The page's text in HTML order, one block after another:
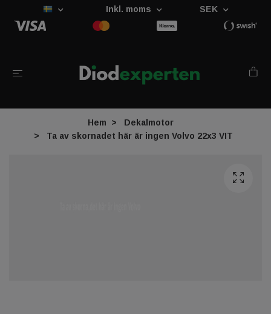
Inkl. moms SEK
Hem
Dekalmotor
Ta av skornadet här är ingen Volvo 22x3 VIT